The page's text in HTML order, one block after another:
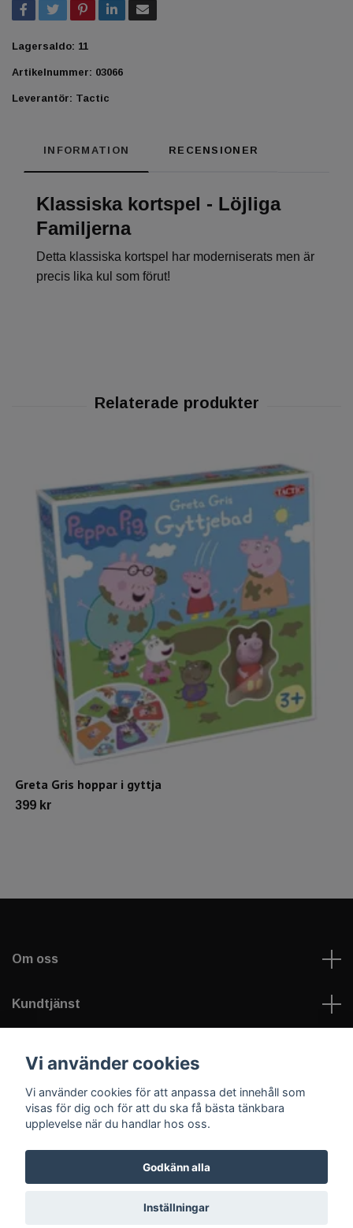
Lagersaldo: 11
Artikelnummer: 03066
Leverantör: Tactic
INFORMATION RECENSIONER
Klassiska kortspel - Löjliga
Familjerna
Detta klassiska kortspel har moderniserats men är
precis lika kul som förut!
Greta Gris hoppar i gyttja
399 kr
Om oss
Kundtjänst
Sociala medier
© 2026 Welfare Games AB - sportNplay.se
Vi använder cookies
Vi använder cookies för att anpassa det innehåll som
visas för dig och för att du ska få bästa tänkbara
upplevelse när du handlar hos oss.
Godkänn alla
Inställningar